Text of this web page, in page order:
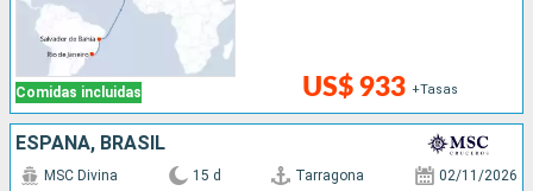
Comidas incluidas US$ 933 +Tasas
ESPAÑA, BRASIL
MSC Divina 15 d Tarragona 02/11/2026